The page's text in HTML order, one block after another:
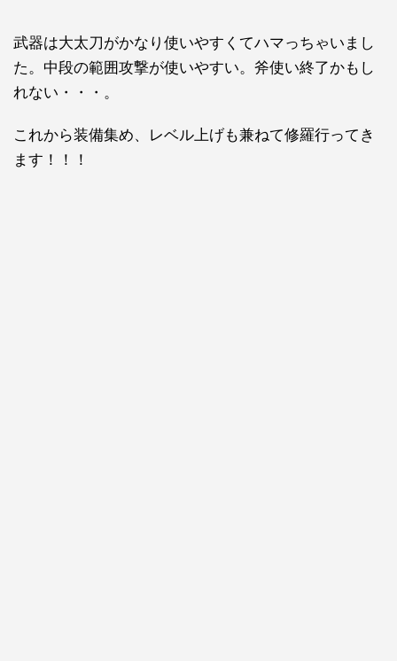
武器は大太刀がかなり使いやすくてハマっちゃいまし
た。中段の範囲攻撃が使いやすい。斧使い終了かもし
れない・・・。
これから装備集め、レベル上げも兼ねて修羅行ってき
ます！！！